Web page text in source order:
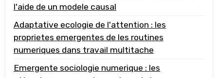
l'aide de un modele causal
Adaptative ecologie de l'attention : les
proprietes emergentes de les routines
numeriques dans travail multitache
Emergente sociologie numerique : les